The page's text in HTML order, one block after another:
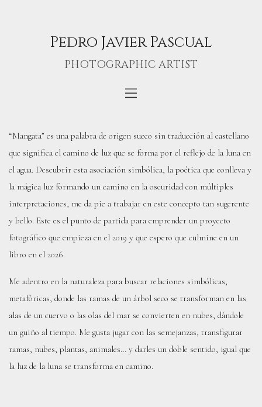
Pedro Javier Pascual
PHOTOGRAPHIC ARTIST
“Mangata” es una palabra de origen sueco sin traducción al castellano
que significa el camino de luz que se forma por el reflejo de la luna en
el agua. Descubrir esta asociación simbólica, la poética que conlleva y
la mágica luz formando un camino en la oscuridad con múltiples
interpretaciones, me da pie a trabajar en este concepto tan sugerente
y bello. Este es el punto de partida para emprender un proyecto
fotográfico que empieza en el 2019 y que espero que culmine en un
libro en el 2026.
Me adentro en la naturaleza para buscar relaciones simbólicas,
metafóricas, donde las ramas de un árbol seco se transforman en las
alas de un cuervo o las olas del mar se convierten en nubes, dándole
un guiño al tiempo. Me gusta jugar con las semejanzas, transfigurar
ramas, nubes, plantas, animales… y darles un doble sentido, igual que
la luz de la luna se transforma en camino.